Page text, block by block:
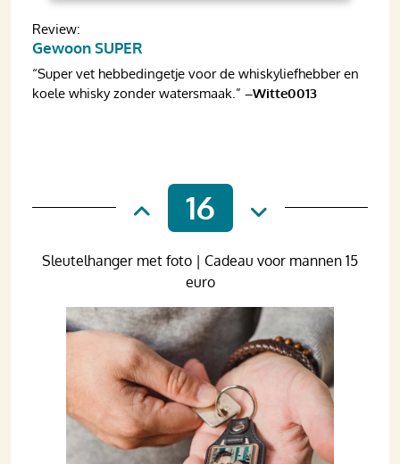
Review:
Gewoon SUPER
“Super vet hebbedingetje voor de whiskyliefhebber en
koele whisky zonder watersmaak.” –Witte0013
16
Sleutelhanger met foto | Cadeau voor mannen 15
euro